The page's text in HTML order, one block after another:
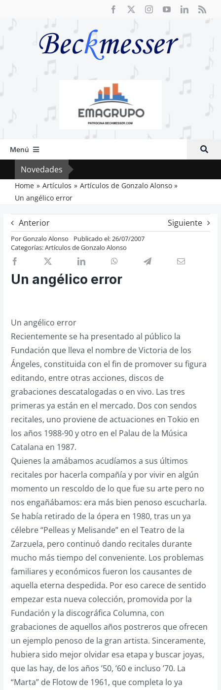
Menú
Inicio
Actual
Artículos
Crítica
Previos de ópera
Entrevistas
Recomendación
Cosas de Beckmesser
Novedades
Home Artículos
Artículos de Gonzalo Alonso
Un angélico error
Anterior Siguiente
PorGonzalo Alonso
Publicado el: 26/07/2007
Categorías:Artículos de Gonzalo Alonso
Un angélico error
Un angélico error
Recientemente se ha presentado al público la
Fundación que lleva el nombre de Victoria de los
Ángeles, constituida con el fin de promover su figura
editando, entre otras acciones, discos de
grabaciones descatalogadas o en vivo. Las tres
primeras ya están en el mercado. Dos con sendos
recitales, uno proviene de actuaciones en Tokio en
los años 1988-90 y otro en el Palau de la Música
Catalana en 1987.
Quienes la amábamos acudíamos a sus últimos
recitales por hacerla compañía y por vivir en algún
momento un rescoldo de lo que fue su arte pero no
nos engañábamos: era más bien penoso escucharla.
Se había retirado de la ópera en 1980, tras un ya
célebre “Pelleas y Melisande” en el Teatro de la
Zarzuela, pero continuó dando recitales durante
mucho más tiempo del conveniente. Los problemas
familiares y económicos fueron los causantes de
aquella eterna despedida. Por eso carece de sentido
empezar esta nueva colección, promovida por la
Fundación y la discográfica Columna, con
grabaciones de aquellos años postreros que ofrecen
un ejemplo penoso de la gran artista. Sinceramente,
hubiera sido mejor olvidar esa etapa y buscar joyas,
que las hay, de los años ’50, ’60 e incluso ’70. La
“Marta” de Flotow de 1961, que completa lo ya